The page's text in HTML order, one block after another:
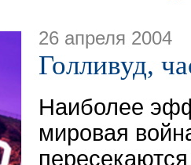
26 апреля 2004
Голливуд,
Наиболее
мировая